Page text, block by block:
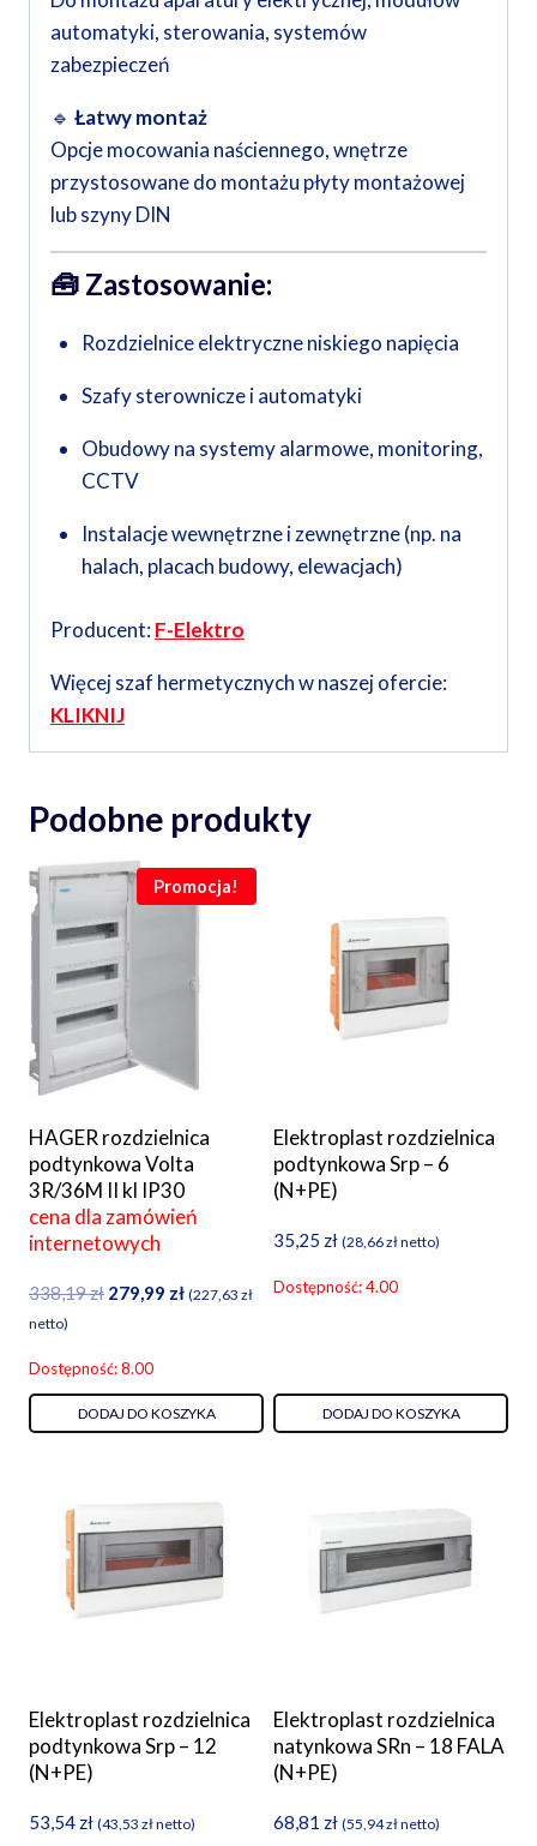
automatyki, sterowania, systemów
zabezpieczeń
🔹 Łatwy montaż
Opcje mocowania naściennego, wnętrze
przystosowane do montażu płyty montażowej
lub szyny DIN
🧰 Zastosowanie:
Rozdzielnice elektryczne niskiego napięcia
Szafy sterownicze i automatyki
Obudowy na systemy alarmowe, monitoring,
CCTV
Instalacje wewnętrzne i zewnętrzne (np. na
halach, placach budowy, elewacjach)
Producent:F-Elektro
Więcej szaf hermetycznych w naszej ofercie:
KLIKNIJ
Podobne produkty
Promocja!
HAGER rozdzielnica
podtynkowa Volta
3R/36M II kl IP30
cena dla zamówień
internetowych
338,19zł Pierwotna
338,19 zł.
279,99 złAktualna
(227,63 zł
netto)
Dostępność: 8.00
DODAJ DO KOSZYKA
Elektroplast rozdzielnica
podtynkowa Srp – 6
(N+PE)
35,25 zł (28,66złnetto)
Dostępność: 4.00
DODAJ DO KOSZYKA
Elektroplast rozdzielnica
podtynkowa Srp – 12
(N+PE)
53,54 zł (43,53 złnetto)
Elektroplast rozdzielnica
natynkowa SRn – 18 FALA
(N+PE)
68,81 zł (55,94złnetto)